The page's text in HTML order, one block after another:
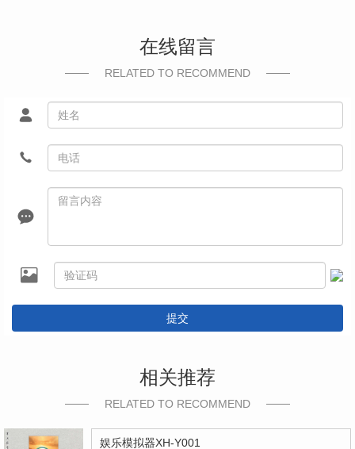
在线留言
RELATED TO RECOMMEND
提交
相关推荐
RELATED TO RECOMMEND
娱乐模拟器XH-Y001